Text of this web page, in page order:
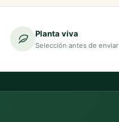
Planta viva
Selección antes de enviar